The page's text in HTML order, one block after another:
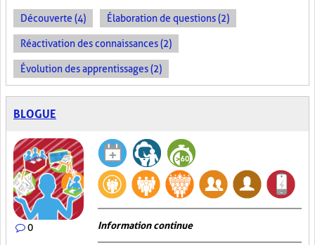
Découverte (4) Élaboration de questions (2)
Réactivation des connaissances (2)
Évolution des apprentissages (2)
BLOGUE
0 Information continue